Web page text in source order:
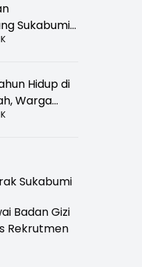
Sukabumi
Bagi
Hidup di
Warga
Sukabumi
Badan Gizi
Rekrutmen